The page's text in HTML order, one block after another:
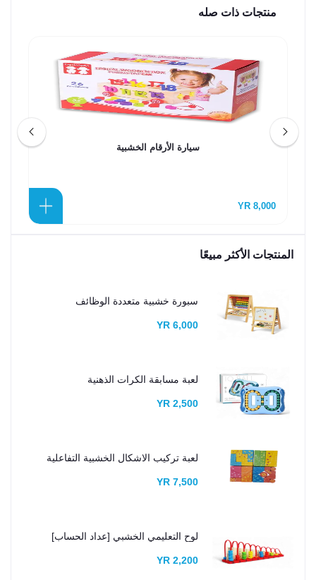
منتجات ذات صله
سيارة الأرقام الخشبية
8,000 YR
المنتجات الأكثر مبيعًا
سبورة خشبية متعددة الوظائف
6,000 YR
لعبة مسابقة الكرات الذهنية
2,500 YR
لعبة تركيب الاشكال الخشبية التفاعلية
7,500 YR
لوح التعليمي الخشبي [عداد الحساب]
2,200 YR